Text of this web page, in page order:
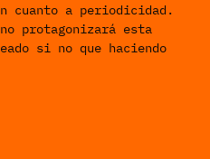
cuanto a periodicidad.
no protagonizará esta
si no que haciendo